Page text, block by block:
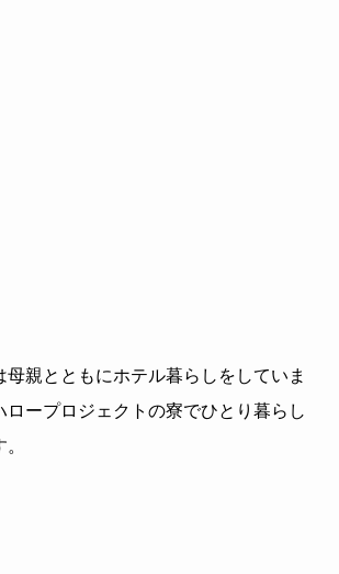
母親とともにホテル暮らしをしていま
ロープロジェクトの寮でひとり暮らし